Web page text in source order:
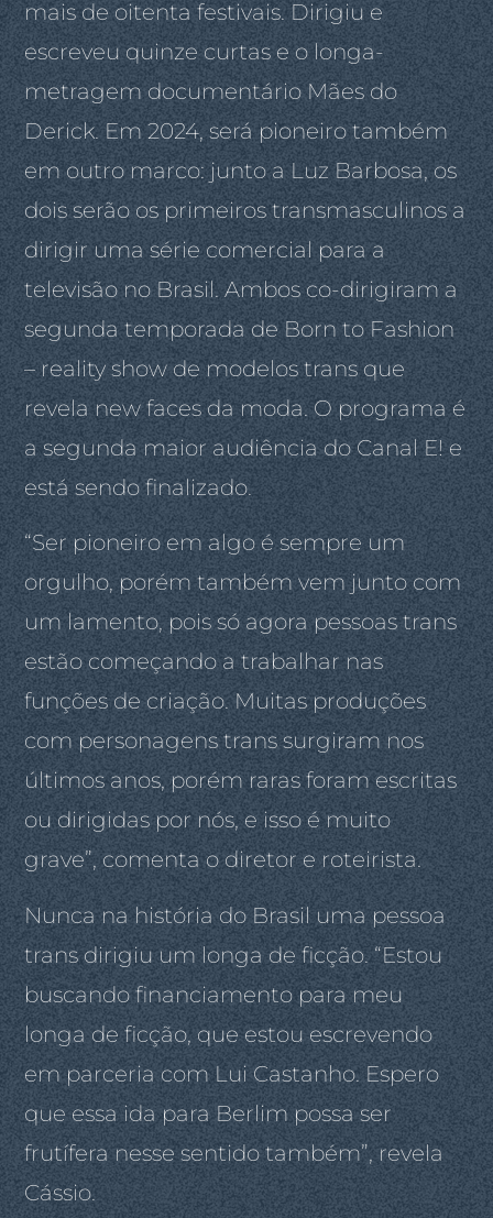
mais de oitenta festivais. Dirigiu e
escreveu quinze curtas e o longa-
metragem documentário Mães do
Derick. Em 2024, será pioneiro também
em outro marco: junto a Luz Barbosa, os
dois serão os primeiros transmasculinos a
dirigir uma série comercial para a
televisão no Brasil. Ambos co-dirigiram a
segunda temporada de Born to Fashion
– reality show de modelos trans que
revela new faces da moda. O programa é
a segunda maior audiência do Canal E! e
está sendo finalizado.
“Ser pioneiro em algo é sempre um
orgulho, porém também vem junto com
um lamento, pois só agora pessoas trans
estão começando a trabalhar nas
funções de criação. Muitas produções
com personagens trans surgiram nos
últimos anos, porém raras foram escritas
ou dirigidas por nós, e isso é muito
grave”, comenta o diretor e roteirista.
Nunca na história do Brasil uma pessoa
trans dirigiu um longa de ficção. “Estou
buscando financiamento para meu
longa de ficção, que estou escrevendo
em parceria com Lui Castanho. Espero
que essa ida para Berlim possa ser
frutífera nesse sentido também”, revela
Cássio.